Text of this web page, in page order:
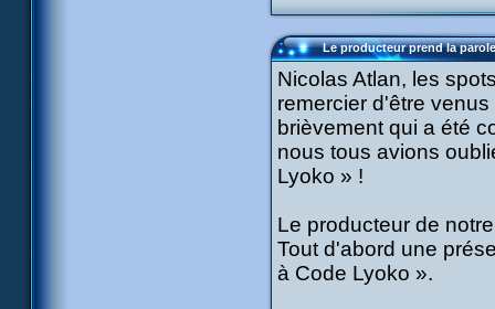
Le producteur prend la
Nicolas Atlan, les
remercier d'être
brièvement qui a été
nous tous avions
Lyoko » !
Le producteur de
Tout d'abord une
à Code Lyoko ».